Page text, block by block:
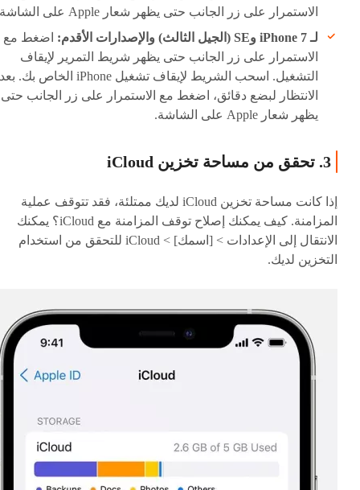
الاستمرار على زر الجانب حتى يظهر شعار Apple على الشاشة.
لـ iPhone 7 وSE (الجيل الثالث) والإصدارات الأقدم:
اضغط مع
الاستمرار على زر الجانب حتى يظهر شريط التمرير لإيقاف
التشغيل. اسحب الشريط لإيقاف تشغيل iPhone الخاص بك. بعد
الانتظار لبضع دقائق، اضغط مع الاستمرار على زر الجانب حتى
يظهر شعار Apple على الشاشة.
3. تحقق من مساحة تخزين iCloud
إذا كانت مساحة تخزين iCloud لديك ممتلئة، فقد تتوقف عملية
المزامنة. كيف يمكنك إصلاح توقف المزامنة مع iCloud؟ يمكنك
الانتقال إلى الإعدادات > [اسمك] > iCloud للتحقق من استخدام
التخزين لديك.